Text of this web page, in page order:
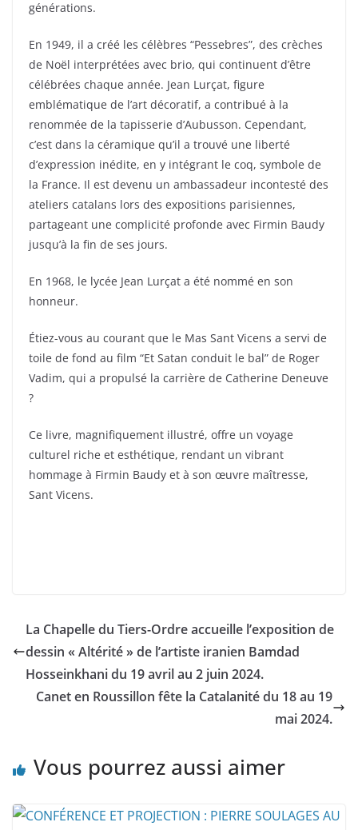
générations.
En 1949, il a créé les célèbres “Pessebres”, des crèches
de Noël interprétées avec brio, qui continuent d’être
célébrées chaque année. Jean Lurçat, figure
emblématique de l’art décoratif, a contribué à la
renommée de la tapisserie d’Aubusson. Cependant,
c’est dans la céramique qu’il a trouvé une liberté
d’expression inédite, en y intégrant le coq, symbole de
la France. Il est devenu un ambassadeur incontesté des
ateliers catalans lors des expositions parisiennes,
partageant une complicité profonde avec Firmin Baudy
jusqu’à la fin de ses jours.
En 1968, le lycée Jean Lurçat a été nommé en son
honneur.
Étiez-vous au courant que le Mas Sant Vicens a servi de
toile de fond au film “Et Satan conduit le bal” de Roger
Vadim, qui a propulsé la carrière de Catherine Deneuve
?
Ce livre, magnifiquement illustré, offre un voyage
culturel riche et esthétique, rendant un vibrant
hommage à Firmin Baudy et à son œuvre maîtresse,
Sant Vicens.
La Chapelle du Tiers-Ordre accueille l’exposition de
dessin « Altérité » de l’artiste iranien Bamdad
Hosseinkhani du 19 avril au 2 juin 2024.
Canet en Roussillon fête la Catalanité du 18 au 19
mai 2024.
Vous pourrez aussi aimer